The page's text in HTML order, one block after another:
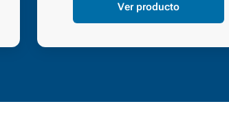
Ver producto